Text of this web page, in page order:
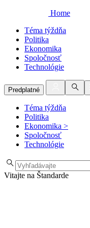
Home
Téma týždňa
Politika
Ekonomika
Spoločnosť
Technológie
Predplatné
Téma týždňa
Politika
Ekonomika >
Spoločnosť
Technológie
Vitajte na Štandarde